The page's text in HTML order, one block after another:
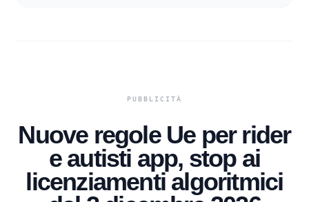
Nuove regole Ue per rider
e autisti app, stop ai
licenziamenti algoritmici